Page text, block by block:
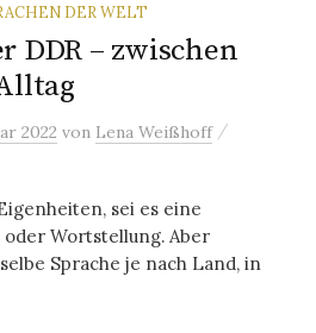
DER WELT
DDR – zwischen
2022 von Lena Weißhoff /
sei es eine
Wortstellung. Aber
Sprache je nach Land, in